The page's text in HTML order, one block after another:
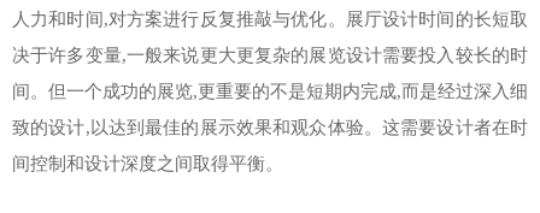
人力和时间,对方案进行反复推敲与优化。展厅设计时间的长短取
决于许多变量,一般来说更大更复杂的展览设计需要投入较长的时
间。但一个成功的展览,更重要的不是短期内完成,而是经过深入细
致的设计,以达到最佳的展示效果和观众体验。这需要设计者在时
间控制和设计深度之间取得平衡。